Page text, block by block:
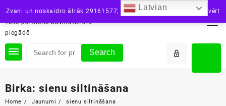
Zvani un noskaidro ātrāk 29161577; vai raksti: info@siltini.lvAizvērt
content
siltini.lv
Tavs partneris būvmateriālu
piegādē
Search
Birka: sienu siltināšana
Home Jaunumi sienu siltināšana
Latvian